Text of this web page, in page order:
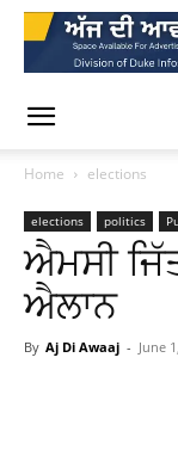
Home elections
elections politics
ਐਮਸੀ
ਐਲਾਨ
By Aj Di Awaaj - June